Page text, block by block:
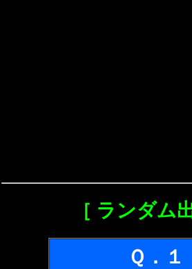
［ ランダム
Ｑ．１